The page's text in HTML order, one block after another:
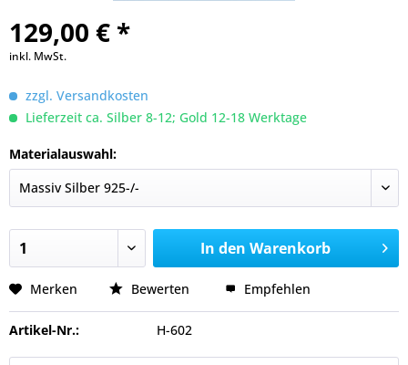
129,00 € *
inkl. MwSt.
zzgl. Versandkosten
Lieferzeit ca. Silber 8-12; Gold 12-18 Werktage
Materialauswahl:
In den Warenkorb
Merken Bewerten Empfehlen
Artikel-Nr.: H-602